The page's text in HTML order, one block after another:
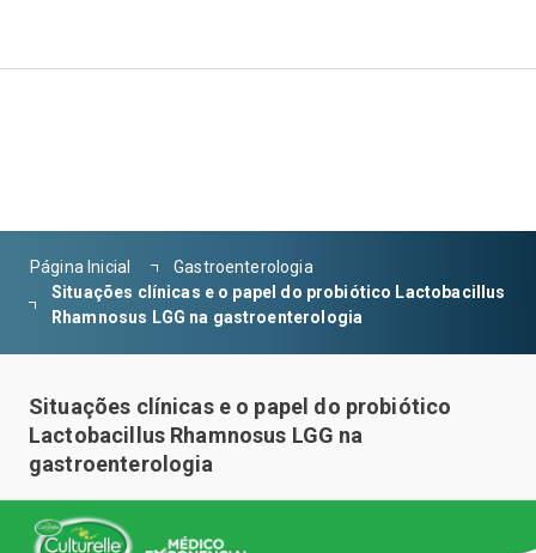
Página Inicial
Gastroenterologia
Situações clínicas e o papel do probiótico Lactobacillus
Rhamnosus LGG na gastroenterologia
Situações clínicas e o papel do probiótico
Lactobacillus Rhamnosus LGG na
gastroenterologia